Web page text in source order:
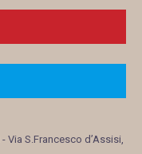
- Via S.Francesco d’Assisi,